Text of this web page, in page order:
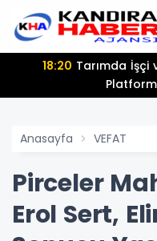
18:20
Anasayfa VEFAT
Pirceler
Erol Sert,